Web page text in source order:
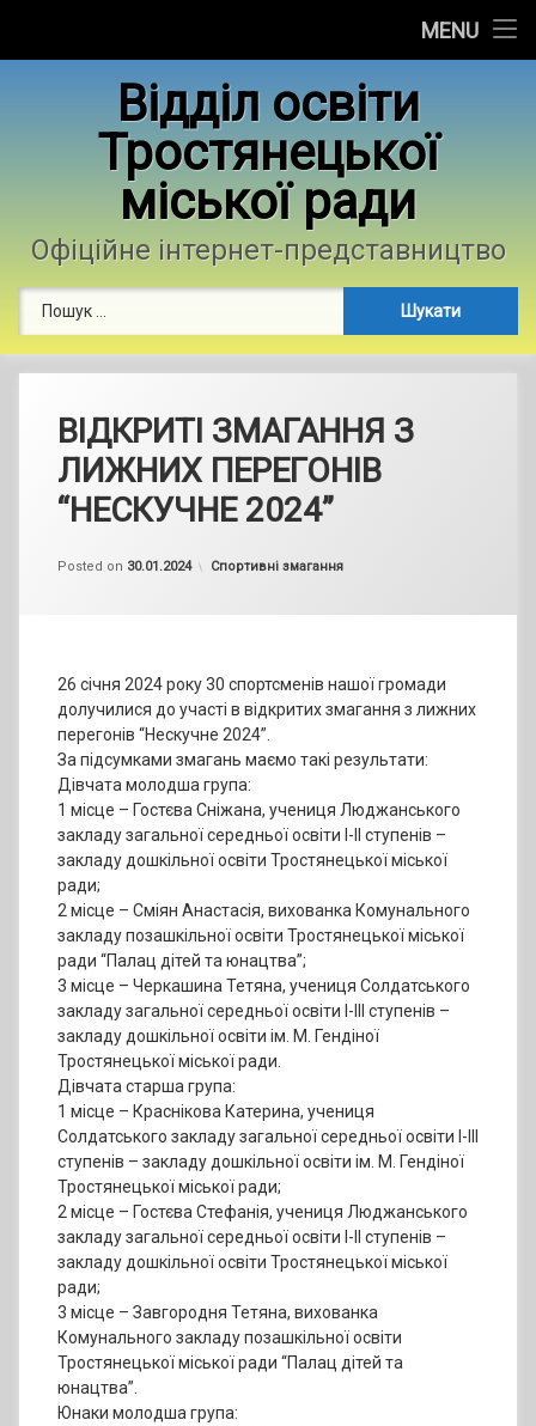
MENU
Контакти
Фотогалерея
Відділ освіти
Тростянецької
міської ради
Офіційне інтернет-представництво
ВІДКРИТІ ЗМАГАННЯ З
ЛИЖНИХ ПЕРЕГОНІВ
“НЕСКУЧНЕ 2024”
Posted on 30.01.2024
by
Categories:
Спортивні змагання
26 січня 2024 року 30 спортсменів нашої громади
долучилися до участі в відкритих змагання з лижних
перегонів “Нескучне 2024”.
За підсумками змагань маємо такі результати:
Дівчата молодша група:
1 місце – Гостєва Сніжана, учениця Люджанського
закладу загальної середньої освіти І-ІІ ступенів –
закладу дошкільної освіти Тростянецької міської
ради;
2 місце – Сміян Анастасія, вихованка Комунального
закладу позашкільної освіти Тростянецької міської
ради “Палац дітей та юнацтва”;
3 місце – Черкашина Тетяна, учениця Солдатського
закладу загальної середньої освіти І-ІІІ ступенів –
закладу дошкільної освіти ім. М. Гендіної
Тростянецької міської ради.
Дівчата старша група:
1 місце – Краснікова Катерина, учениця
Солдатського закладу загальної середньої освіти І-ІІІ
ступенів – закладу дошкільної освіти ім. М. Гендіної
Тростянецької міської ради;
2 місце – Гостєва Стефанія, учениця Люджанського
закладу загальної середньої освіти І-ІІ ступенів –
закладу дошкільної освіти Тростянецької міської
ради;
3 місце – Завгородня Тетяна, вихованка
Комунального закладу позашкільної освіти
Тростянецької міської ради “Палац дітей та
юнацтва”.
Юнаки молодша група: